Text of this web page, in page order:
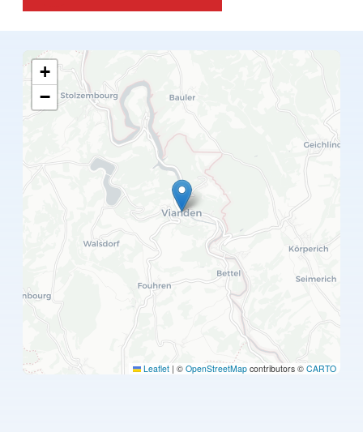
+
−
Leaflet | © OpenStreetMap contributors © CARTO